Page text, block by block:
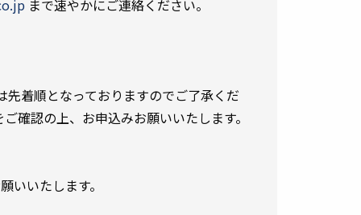
まで速やかにご連絡ください。
着順となっておりますのでご了承くだ
確認の上、お申込みお願いいたします。
いたします。